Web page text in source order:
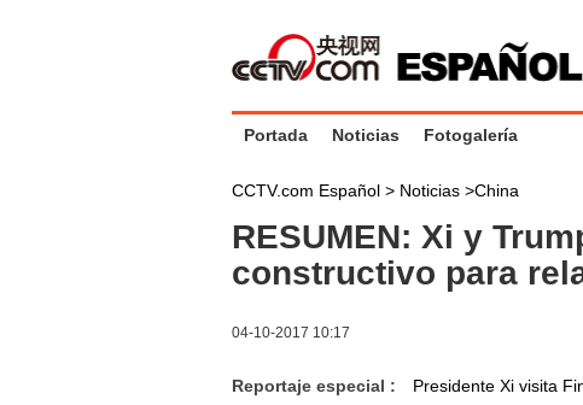
Portada Noticias Fotogalería
CCTV.com Español > Noticias >China
RESUMEN: Xi y
constructivo para
04-10-2017 10:17
Reportaje especial : Presidente Xi visita